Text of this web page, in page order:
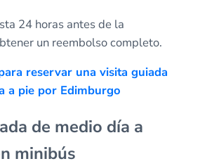
24 horas antes de la
un reembolso completo.
reservar una visita guiada
a pie por Edimburgo
de medio día a
minibús